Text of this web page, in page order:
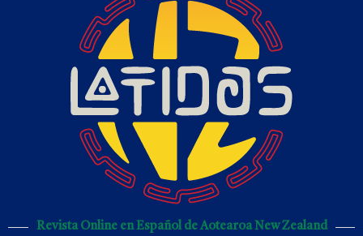
Revista Online en Español de Aotearoa New Zealand